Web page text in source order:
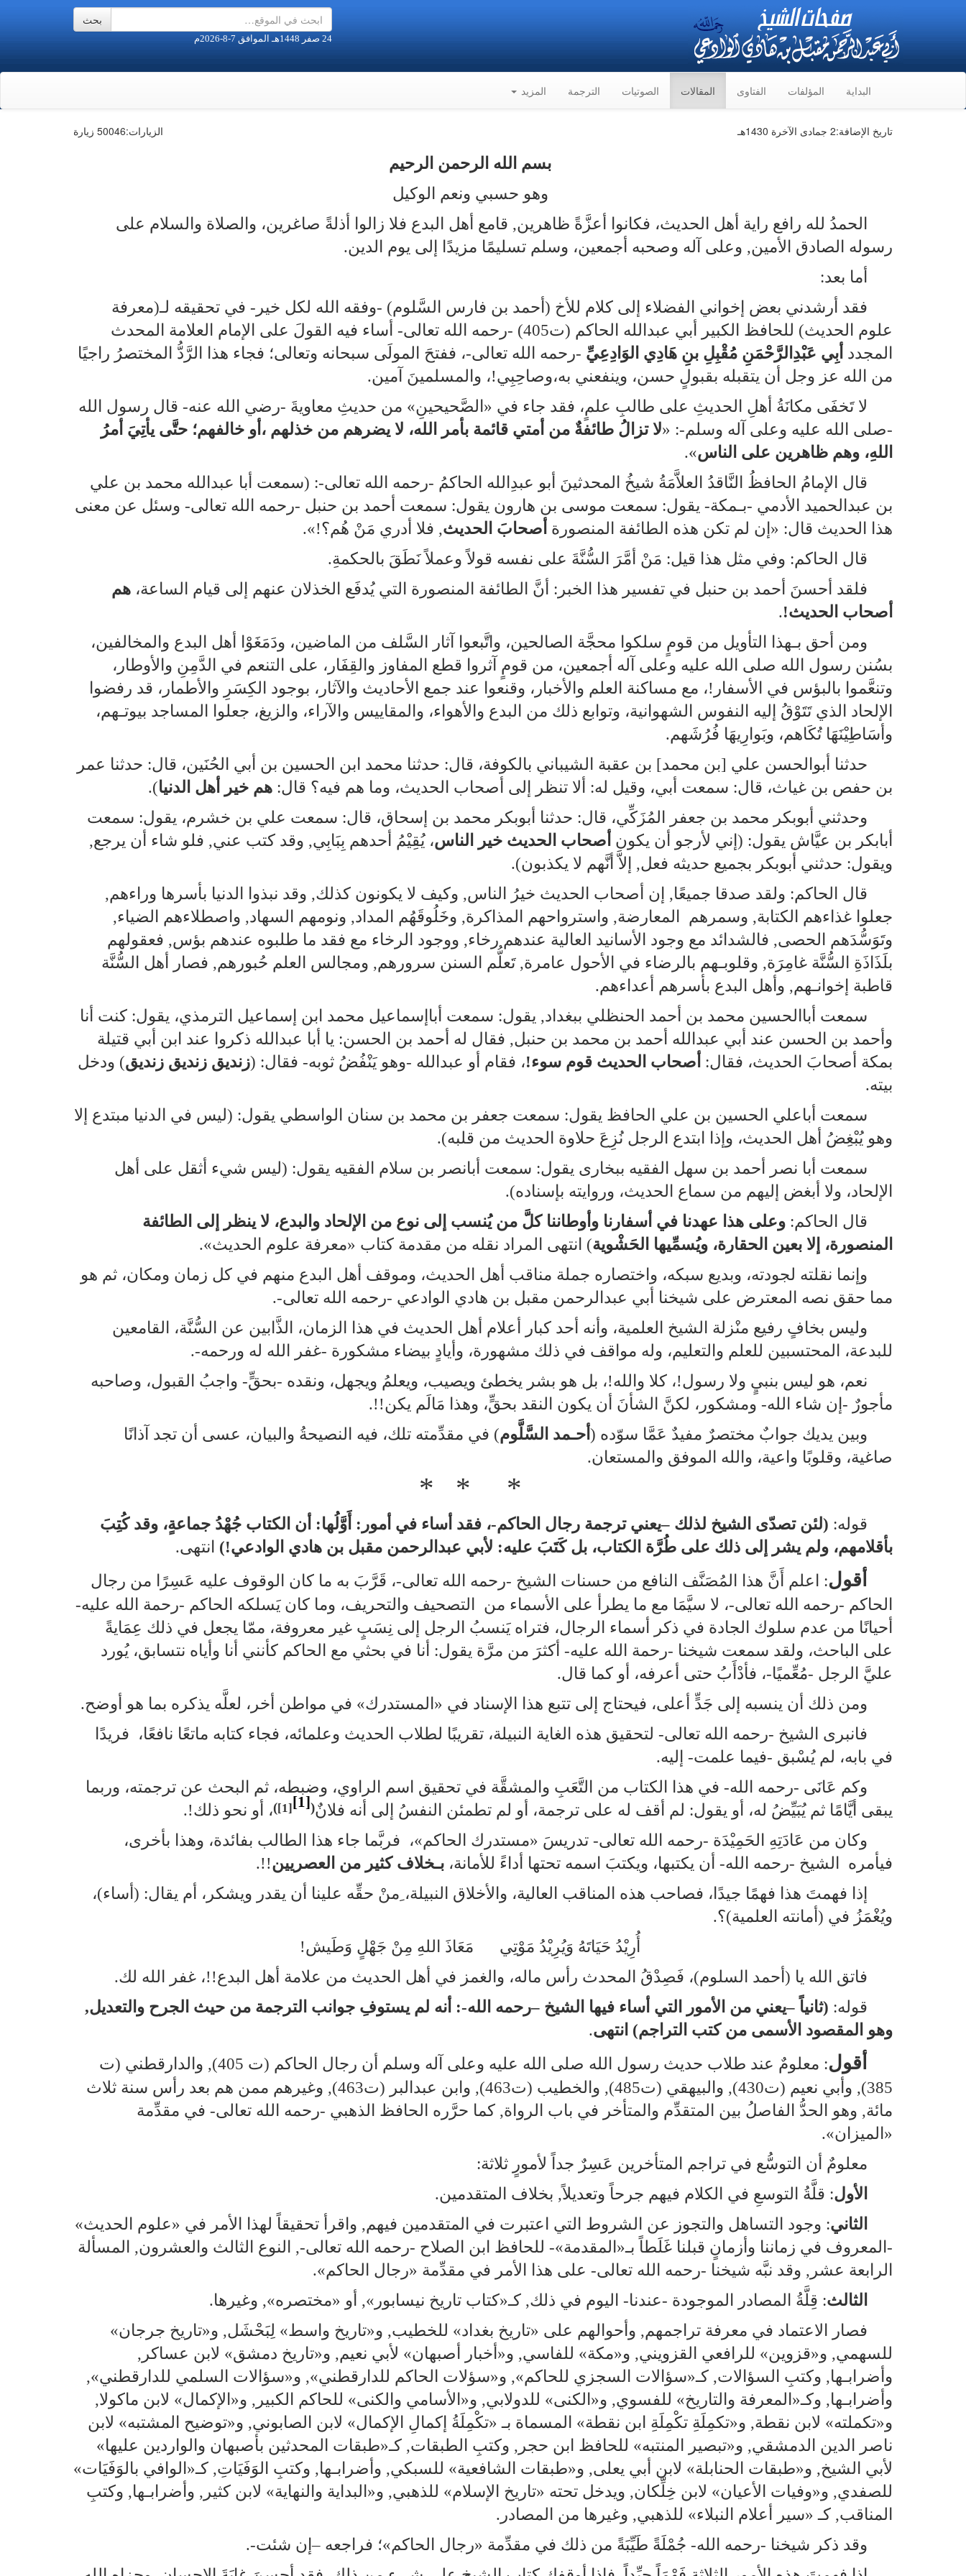
24 صفر 1448هـ الموافق 7-8-2026م
البداية المؤلفات الفتاوى المقالات الصوتيات الترجمة المزيد
تاريخ الإضافة:2 جمادى الآخرة 1430هـ الزيارات:50046 زيارة
بسم الله الرحمن الرحيم
وهو حسبي ونعم الوكيل
الحمدُ لله رافع راية أهل الحديث، فكانوا أعزَّةً ظاهرين, قامع أهل البدع فلا زالوا أذلةً صاغرين، والصلاة والسلام على
رسوله الصادق الأمين, وعلى آله وصحبه أجمعين، وسلم تسليمًا مزيدًا إلى يوم الدين.
أما بعد:
فقد أرشدني بعض إخواني الفضلاء إلى كلام للأخ (أحمد بن فارس السَّلوم) ‑وفقه الله لكل خير‑ في تحقيقه لـ(معرفة
علوم الحديث) للحافظ الكبير أبي عبدالله الحاكم (ت405) -رحمه الله تعالى- أساء فيه القولَ على الإمام العلامة المحدث
المجدد أبِي عَبْدِالرَّحْمَنِ مُقْبِلِ بنِ هَادِي الوَادِعِيِّ ‑رحمه الله تعالى‑، ففتحَ المولَى سبحانه وتعالى؛ فجاء هذا الرَّدُّ المختصرُ راجيًا
من الله عز وجل أن يتقبله بقبولٍ حسن، وينفعني به،وصاحِبِي!، والمسلمينَ آمين.
لا تَخفَى مكانَةُ أهلِ الحديثِ على طالبِ علمٍ، فقد جاء في «الصَّحيحينِ» من حديثِ معاويةَ ‑رضي الله عنه‑ قال رسول الله
‑صلى الله عليه وعلى آله وسلم‑: «لا تزالُ طائفةٌ من أمتي قائمة بأمر الله، لا يضرهم من خذلهم ،أو خالفهم؛ حتَّى يأتِيَ أمرُ
اللهِ، وهم ظاهرين على الناس».
قال الإمامُ الحافظُ النَّاقدُ العلاَّمَةُ شيخُ المحدثينَ أبو عبدِالله الحاكمُ ‑رحمه الله تعالى‑: (سمعت أبا عبدالله محمد بن علي
بن عبدالحميد الأدمي ‑بـمكة‑ يقول: سمعت موسى بن هارون يقول: سمعت أحمد بن حنبل ‑رحمه الله تعالى‑ وسئل عن معنى
هذا الحديث قال: «إن لم تكن هذه الطائفة المنصورة أصحابَ الحديث, فلا أدري مَنْ هُم؟!».
قال الحاكم: وفي مثل هذا قيل: مَنْ أمَّرَ السُّنَّةَ على نفسه قولاً وعملاً نَطَقَ بالحكمةِ.
فلقد أحسنَ أحمد بن حنبل في تفسير هذا الخبر: أنَّ الطائفة المنصورة التي يُدفَع الخذلان عنهم إلى قيام الساعة،هم
أصحاب الحديث!.
ومن أحق بـهذا التأويل من قومٍ سلكوا محجَّة الصالحين، واتَّبعوا آثار السَّلف من الماضين، ودَمَغَوْا أهل البدع والمخالفين،
بسُنن رسول الله صلى الله عليه وعلى آله أجمعين، من قومٍ آثروا قطع المفاوز والقِفَار، على التنعم في الدَّمِنِ والأوطار،
وتنعَّموا بالبؤس في الأسفار!، مع مساكنة العلم والأخبار، وقنعوا عند جمع الأحاديث والآثار، بوجود الكِسَرِ والأطمار، قد رفضوا
الإلحاد الذي تَتَوْقُ إليه النفوس الشهوانية، وتوابع ذلك من البدع والأهواء، والمقاييس والآراء، والزيغ، جعلوا المساجد بيوتـهم،
وأسَاطِيْنَهَا تُكَاهم، وبَوارِيهَا فُرُشَهم.
حدثنا أبوالحسن علي [بن محمد] بن عقبة الشيباني بالكوفة، قال: حدثنا محمد ابن الحسين بن أبي الحُنَين، قال: حدثنا عمر
بن حفص بن غياث، قال: سمعت أبي، وقيل له: ألا تنظر إلى أصحاب الحديث، وما هم فيه؟ قال: هم خير أهل الدنيا).
وحدثني أبوبكر محمد بن جعفر المُزَكِّي، قال: حدثنا أبوبكر محمد بن إسحاق، قال: سمعت علي بن خشرم، يقول: سمعت
أبابكر بن عيَّاش يقول: (إني لأرجو أن يكون أصحاب الحديث خير الناس، يُقِيْمُ أحدهم بِبَابِي, وقد كتب عني, فلو شاء أن يرجع,
ويقول: حدثني أبوبكر بجميع حديثه فعل, إلاَّ أنَّهم لا يكذبون).
قال الحاكم: ولقد صدقا جميعًا, إن أصحاب الحديث خيرُ الناس, وكيف لا يكونون كذلك, وقد نبذوا الدنيا بأسرها وراءهم,
جعلوا غذاءهم الكتابة, وسمرهم المعارضة, واسترواحهم المذاكرة, وخَلُوقَهُم المداد, ونومهم السهاد, واصطلاءهم الضياء,
وتَوَسُّدَهم الحصى, فالشدائد مع وجود الأسانيد العالية عندهم رخاء, ووجود الرخاء مع فقد ما طلبوه عندهم بؤس, فعقولهم
بلَذَاذَةِ السُّنَّة غامِرَة, وقلوبـهم بالرضاء في الأحول عامرة, تَعلُّم السنن سرورهم, ومجالس العلم حُبورهم, فصار أهل السُّنَّة
قاطبة إخوانـهم, وأهل البدع بأسرهم أعداءهم.
سمعت أباالحسين محمد بن أحمد الحنظلي ببغداد, يقول: سمعت أباإسماعيل محمد ابن إسماعيل الترمذي، يقول: كنت أنا
وأحمد بن الحسن عند أبي عبدالله أحمد بن محمد بن حنبل, فقال له أحمد بن الحسن: يا أبا عبدالله ذكروا عند ابن أبي قتيلة
بمكة أصحابَ الحديث، فقال: أصحاب الحديث قوم سوء!، فقام أو عبدالله ‑وهو يَنْفُضُ ثوبه‑ فقال: (زنديق زنديق زنديق) ودخل
بيته.
سمعت أباعلي الحسين بن علي الحافظ يقول: سمعت جعفر بن محمد بن سنان الواسطي يقول: (ليس في الدنيا مبتدع إلا
وهو يُبْغِضُ أهل الحديث، وإذا ابتدع الرجل نُزِعَ حلاوة الحديث من قلبه).
سمعت أبا نصر أحمد بن سهل الفقيه ببخارى يقول: سمعت أبانصر بن سلام الفقيه يقول: (ليس شيء أثقل على أهل
الإلحاد، ولا أبغض إليهم من سماع الحديث، وروايته بإسناده).
قال الحاكم:وعلى هذا عهدنا في أسفارنا وأوطاننا كلَّ من يُنسب إلى نوع من الإلحاد والبدع، لا ينظر إلى الطائفة
المنصورة، إلا بعين الحقارة، ويُسمِّيها الحَشْوية) انتهى المراد نقله من مقدمة كتاب «معرفة علوم الحديث».
وإنما نقلته لجودته، وبديع سبكه، واختصاره جملة مناقب أهل الحديث، وموقف أهل البدع منهم في كل زمان ومكان، ثم هو
مما حقق نصه المعترض على شيخنا أبي عبدالرحمن مقبل بن هادي الوادعي ‑رحمه الله تعالى‑.
وليس بخافٍ رفيع منْزلة الشيخ العلمية، وأنه أحد كبار أعلام أهل الحديث في هذا الزمان، الذَّابين عن السُّنَّة، القامعين
للبدعة، المحتسبين للعلم والتعليم، وله مواقف في ذلك مشهورة، وأيادٍ بيضاء مشكورة ‑غفر الله له ورحمه‑.
نعم، هو ليس بنبيٍ ولا رسول!، كلا والله!، بل هو بشر يخطئ ويصيب، ويعلمُ ويجهل، ونقده -بحقٍّ- واجبُ القبول، وصاحبه
مأجورٌ ‑إن شاء الله‑ ومشكور، لكنَّ الشأنَ أن يكون النقد بحقٍّ، وهذا مَالَم يكن!!.
وبين يديك جوابٌ مختصرٌ مفيدٌ عَمَّا سوّده ( أحـمد السَّلَّوم) في مقدِّمته تلك، فيه النصيحةُ والبيان، عسى أن تجد آذانًا
صاغية، وقلوبًا واعية، والله الموفق والمستعان.
* * *
قوله: (لئن تصدّى الشيخ لذلك –يعني ترجمة رجال الحاكم-، فقد أساء في أمور: أَوَّلُها: أن الكتاب جُهْدُ جماعةٍ، وقد كُتِبَ
بأقلامهم، ولم يشر إلى ذلك على طُرَّة الكتاب، بل كَتَبَ عليه: لأبي عبدالرحمن مقبل بن هادي الوادعي!) انتهى.
أقول: اعلم أَنَّ هذا المُصَنَّف النافع من حسنات الشيخ ‑رحمه الله تعالى‑، قَرَّبَ به ما كان الوقوف عليه عَسِرًا من رجال
الحاكم ‑رحمه الله تعالى‑، لا سيَّمَا مع ما يطرأ على الأسماء من التصحيف والتحريف، وما كان يَسلكه الحاكم ‑رحمة الله عليه‑
أحيانًا من عدم سلوك الجادة في ذكر أسماء الرجال، فتراه يَنسبُ الرجل إلى نِسَبٍ غير معروفة، ممّا يجعل في ذلك عِمَايةً
على الباحث، ولقد سمعت شيخنا ‑رحمة الله عليه‑ أكثرَ من مرَّة يقول: أنا في بحثي مع الحاكم كأنني أنا وأياه نتسابق، يُورد
عليَّ الرجل ‑مُعِّميًا‑، فأدْأَبُ حتى أعرفه، أو كما قال.
ومن ذلك أن ينسبه إلى جَدٍّ أعلى، فيحتاج إلى تتبع هذا الإسناد في «المستدرك» في مواطن أخر، لعلَّه يذكره بما هو أوضح.
فانبرى الشيخ ‑رحمه الله تعالى‑ لتحقيق هذه الغاية النبيلة، تقريبًا لطلاب الحديث وعلمائه، فجاء كتابه ماتعًا نافعًا، فريدًا
في بابه، لم يُسْبق ‑فيما علمت‑ إليه.
وكم عَانَى ‑رحمه الله‑ في هذا الكتاب من التَّعَبِ والمشقَّة في تحقيق اسم الراوي، وضبطه، ثم البحث عن ترجمته، وربما
يبقى أيَّامًا ثم يُبَيِّضُ له، أو يقول: لم أقف له على ترجمة، أو لم تطمئن النفسُ إلى أنه فلانٌ(
[1]
[1]
)، أو نحو ذلك!.
وكان من عَادَتِهِ الحَمِيْدَة ‑رحمه الله تعالى‑ تدريسَ «مستدرك الحاكم»، فربَّما جاء هذا الطالب بفائدة، وهذا بأخرى،
فيأمره الشيخ ‑رحمه الله‑ أن يكتبها، ويكتبَ اسمه تحتها أداءً للأمانة، بـخلاف كثير من العصريين!!.
إذا فهمتَ هذا فهمًا جيدًا، فصاحب هذه المناقب العالية، والأخلاق النبيلة، ِمنْ حقِّه علينا أن يقدر ويشكر، أم يقال: (أساء)،
ويُغْمَزُ في (أمانته العلمية)؟‍‍‍.
أُرِيْدُ حَيَاتَهُ وَيُرِيْدُ مَوْتِي مَعَاذَ اللهِ مِنْ جَهْلٍ وَطَيش!
فاتق الله يا (أحمد السلوم)، فَصِدْقُ المحدث رأس ماله، والغمز في أهل الحديث من علامة أهل البدع!!، غفر الله لك.
قوله: (ثانياً –يعني من الأمور التي أساء فيها الشيخ –رحمه الله-: أنه لم يستوفِ جوانب الترجمة من حيث الجرح والتعديل,
وهو المقصود الأسمى من كتب التراجم) انتهى. ‍‍‍‍‍
أقول
: معلومٌ عند طلاب حديث رسول الله صلى الله عليه وعلى آله وسلم أن رجال الحاكم (ت 405), والدارقطني (ت
385), وأبي نعيم (ت430), والبيهقي (ت485), والخطيب (ت463), وابن عبدالبر (ت463), وغيرهم ممن هم بعد رأس سنة ثلاث
مائة, وهو الحدُّ الفاصلُ بين المتقدِّم والمتأخر في باب الرواة, كما حرَّره الحافظ الذهبي ‑رحمه الله تعالى‑ في مقدِّمة
«الميزان».
معلومٌ أن التوسُّع في تراجم المتأخرين عَسِرٌ جداً لأمورٍ ثلاثة:
الأول: قلَّةُ التوسعِ في الكلام فيهم جرحاً وتعديلاً, بخلاف المتقدمين.
الثاني: وجود التساهل والتجوز عن الشروط التي اعتبرت في المتقدمين فيهم, واقرأ تحقيقاً لهذا الأمر في «علوم الحديث»
‑المعروف في زماننا وأزمانٍ قبلنا غَلَطاً بـ«المقدمة»‑ للحافظ ابن الصلاح ‑رحمه الله تعالى‑, النوع الثالث والعشرون, المسألة
الرابعة عشر, وقد نبَّه شيخنا ‑رحمه الله تعالى‑ على هذا الأمر في مقدِّمة «رجال الحاك‍‌‍‌‍‌‍م».
الثالث: قِلَّةُ المصادر الموجودة ‑عندنا‑ اليوم في ذلك, كـ«كتاب تاريخ نيسابور», أو «مختصره», وغيرها.
فصار الاعتماد في معرفة تراجمهم, وأحوالهم على «تاريخ بغداد» للخطيب, و«تاريخ واسط» لِبَحْشَل, و«تاريخ جرجان»
للسهمي, و«قزوين» للرافعي القزويني, و«مكة» للفاسي, و«أخبار أصبهان» لأبي نعيم, و«تاريخ دمشق» لابن عساكر,
وأضرابـها, وكتبِ السؤالات, كـ«سؤالات السجزي للحاكم», و«سؤلات الحاكم للدارقطني», و«سؤالات السلمي للدارقطني»,
وأضرابـها, وكـ«المعرفة والتاريخ» للفسوي, و«الكنى» للدولابي, و«الأسامي والكنى» للحاكم الكبير, و«الإكمال» لابن ماكولا,
و«تكملته» لابن نقطة, و«تكمِلَةِ تكْمِلَةِ ابن نقطة» المسماة بـ «تكْمِلَةُ إكمالِ الإكمال» لابن الصابوني, و«توضيح المشتبه» لابن
ناصر الدين الدمشقي, و«تبصير المنتبه» للحافظ ابن حجر, وكتبِ الطبقات, كـ«طبقات المحدثين بأصبهان والواردين عليها»
لأبي الشيخ, و«طبقات الحنابلة» لابن أبي يعلى, و«طبقات الشافعية» للسبكي, وأضرابـها, وكتبِ الوَفَيَاتِ, كـ«الوافي بالوَفَيَات»
للصفدي, و«وفيات الأعيان» لابن خِلِّكان, ويدخل تحته «تاريخ الإسلام» للذهبي, و«البداية والنهاية» لابن كثير, وأضرابـها, وكتبِ
المناقب, كـ «سير أعلام النبلاء» للذهبي, وغيرها من المصادر.
وقد ذكر شيخنا ‑رحمه الله‑ جُمْلَةً طَيِّبَةً من ذلك في مقدِّمة «رجال الحاكم»؛ فراجعه –إن شئت-.